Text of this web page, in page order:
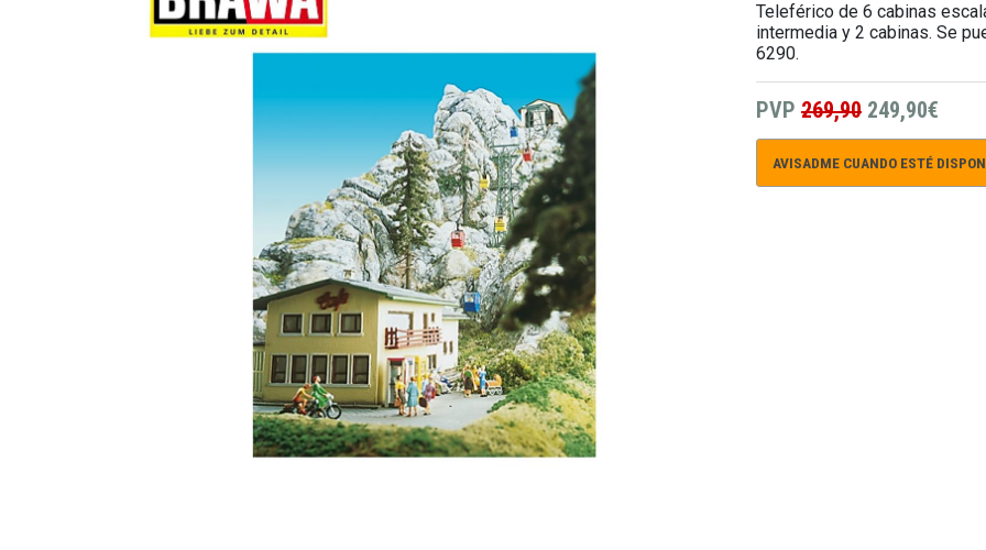
Teleférico de 6 cabinas
intermedia y 2 cabinas. Se
6290.
PVP 269,90 249,90€
AVISADME CUANDO ESTÉ